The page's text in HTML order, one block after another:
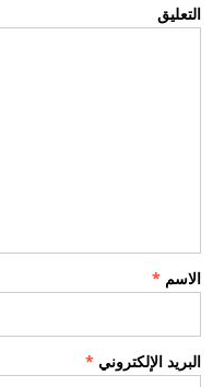
التعليق
الاسم *
البريد الإلكتروني *